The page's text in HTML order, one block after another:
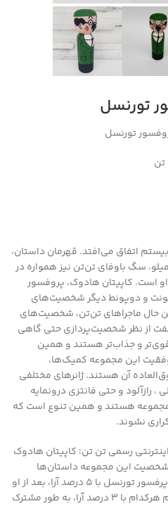
تورنسل
تورنسل
اتفاق می‌افتد. قهرمان داستان،
سگ باوفای تن‌تن نیز همواره در
است. کاپیتان هادوک، پروفسور
و دوپونط دیگر شخصیت‌های
حال ماجراهای تن‌تن، شخصیت‌های
از نظر شخصیت‌پردازی حتی گاهی
و جذاب‌تر هستند و همین
این مجموعه کمیک‌ها،
آن هستند. ژانرهای مختلفی
رازآلود و حتی فانتزی درونمایه
هستند و همین تنوع است که
نشوند.
رسمی تن تن؛ کاپیتان هادوک
شخصیت این مجموعه داستان‌ها
شناخته شد و تن تن با ۲۷ و جناب پرفسور تورنسل با ۵ درصد آرا، بعد از او
قرار گرفتند. میلو و دوپونت ها هم هرکدام با ۳ درصد آرا، به طور مشترک